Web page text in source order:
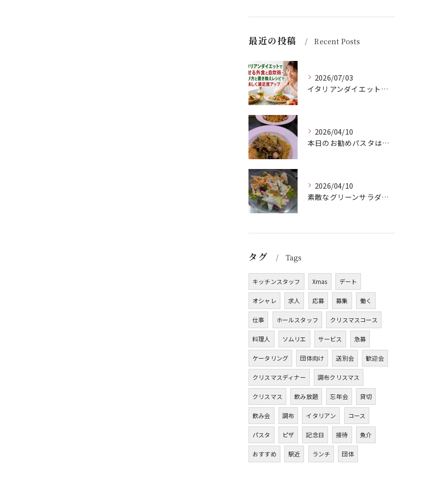
最近の投稿 Recent Posts
2026/07/03
イタリアンダイエットで痩せる外食と自炊術〜選び方と置き換えレシピで美味しく満足度アップ
2026/04/10
本日のお勧めパスタは、シェフのきまぐれが光る特製ペペロンチー...
2026/04/10
素敵なグリーンサラダのご紹介です！Barry'sのランチセッ...
タグ Tags
キッチンスタッフ Xmas デート
オシャレ 求人 応募 募集 働く
仕事 ホールスタッフ クリスマスコース
料理人 ソムリエ サービス 急募
ケータリング 団体向け 送別会 歓迎会
クリスマスディナー 調布クリスマス
クリスマス 飲み放題 忘年会 貸切
飲み会 調布 イタリアン コース
パスタ ピザ 記念日 接待 魚介
おすすめ 駅近 ランチ 団体